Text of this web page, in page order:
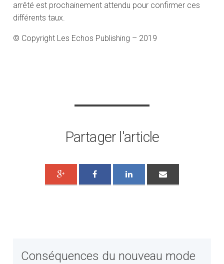
arrêté est prochainement attendu pour confirmer ces
différents taux.
© Copyright Les Echos Publishing – 2019
Partager l'article
Conséquences du nouveau mode